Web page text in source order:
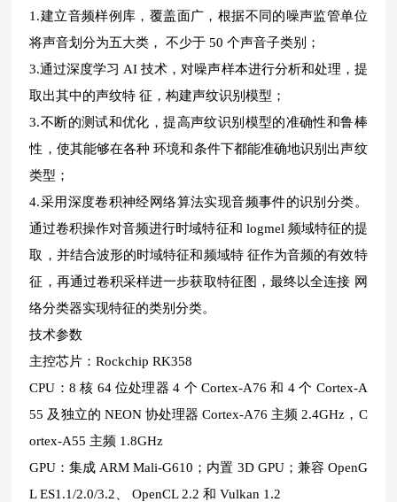
1.建立音频样例库，覆盖面广，根据不同的噪声监管单位
将声音划分为五大类， 不少于 50 个声音子类别；
3.通过深度学习 AI 技术，对噪声样本进行分析和处理，提
取出其中的声纹特 征，构建声纹识别模型；
3.不断的测试和优化，提高声纹识别模型的准确性和鲁棒
性，使其能够在各种 环境和条件下都能准确地识别出声纹
类型；
4.采用深度卷积神经网络算法实现音频事件的识别分类。
通过卷积操作对音频进行时域特征和 logmel 频域特征的提
取，并结合波形的时域特征和频域特 征作为音频的有效特
征，再通过卷积采样进一步获取特征图，最终以全连接 网
络分类器实现特征的类别分类。
技术参数
主控芯片：Rockchip RK358
CPU：8 核 64 位处理器 4 个 Cortex-A76 和 4 个 Cortex-A
55 及独立的 NEON 协处理器 Cortex-A76 主频 2.4GHz，C
ortex-A55 主频 1.8GHz
GPU：集成 ARM Mali-G610；内置 3D GPU；兼容 OpenG
L ES1.1/2.0/3.2、 OpenCL 2.2 和 Vulkan 1.2